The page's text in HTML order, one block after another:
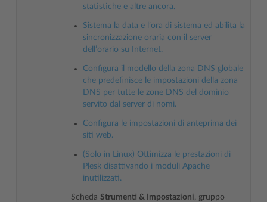
statistiche e altre ancora.
Sistema la data e l’ora di sistema ed abilita la
sincronizzazione oraria con il server
dell’orario su Internet.
Configura il modello della zona DNS globale
che predefinisce le impostazioni della zona
DNS per tutte le zone DNS del dominio
servito dal server di nomi.
Configura le impostazioni di anteprima dei
siti web.
(Solo in Linux) Ottimizza le prestazioni di
Plesk disattivando i moduli Apache
inutilizzati.
Scheda Strumenti & Impostazioni, gruppo